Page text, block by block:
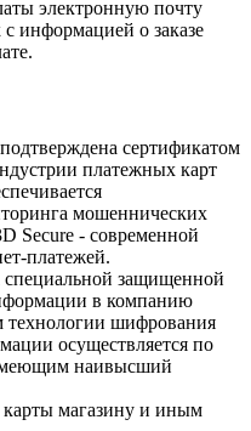
электронную почту
информацией о заказе
сертификатом
платежных карт
мошеннических
Secure - современной
платежей.
защищенной
в компанию
технологии шифрования
осуществляется по
наивысший
магазину и иным